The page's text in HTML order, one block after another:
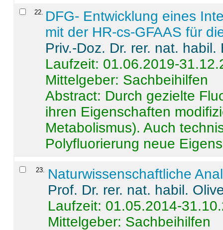
22
DFG- Entwicklung eines
mit der HR-cs-GFAAS für
Priv.-Doz. Dr. rer. nat.
Laufzeit: 01.06.2019-
Mittelgeber: Sachbeihilfen
Abstract: Durch gezielte
ihren Eigenschaften
Metabolismus). Auch
Polyfluorierung neue
23. Naturwissenschaftliche
Prof. Dr. rer. nat. habil.
Laufzeit: 01.05.2014-
Mittelgeber: Sachbeihilfen